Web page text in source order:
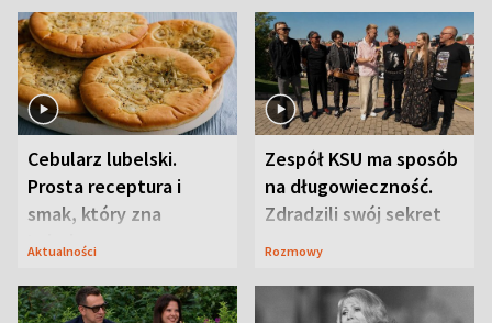
Cebularz lubelski.
Prosta receptura i
smak, który zna
Lubelszczyzna
Aktualności
Zespół KSU ma sposób
na długowieczność.
Zdradzili swój sekret
Rozmowy